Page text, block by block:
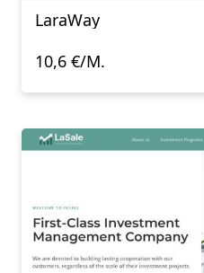
LaraWay
10,6 €/M.